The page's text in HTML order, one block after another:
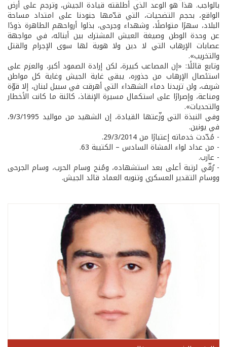
بالواجب. هذا هو الوعد الذي أطلقته قيادة الجيش، وترجم على أرض
الواقع، بحجم التضحيات، التي قدّمها جنودنا على امتداد مساحة
البلاد، سهرًا متواصلًا، وشهداء وجرحى، بذلوا أرواحهم الطاهرة ذودًا
عن وحدة الوطن وصيغة العيش المشترك بين أبنائه، في مواجهة
عصابات الإرهاب التي لا دين ولا هوية لها سوى الإجرام والقتل
والتخريب».
وتابع قائلًا: «إن المصاعب كبيرة، لكن إرادة الصمود أكبر، والعزم على
استئصال الإرهاب من جذوره، يبقى غاية الجيش وغاية كل مواطن
شريف، ولن تزيدنا دماء الشهداء التي أهرقت في سبيل لبنان، إلا قوّة
ومناعة، وإصرارًا على استكمال مسيرة الإنقاذ، كائنة ما كانت الأخطار
والتحديات».
وفي النبذة التي وزّعتها القيادة، إن الشهيد من مواليد 9/3/1995،
في يونين.
- مُدّدت خدماته إعتبارًا من 29/3/2014.
- من عداد لواء المشاة السادس – الكتيبة 63.
- عازب.
- رُقّي لرتبة أعلى بعد استشهاده، ومُنح وسام الحرب، وسام الجرحى
ووسام التقدير العسكري وتنويه العماد قائد الجيش.